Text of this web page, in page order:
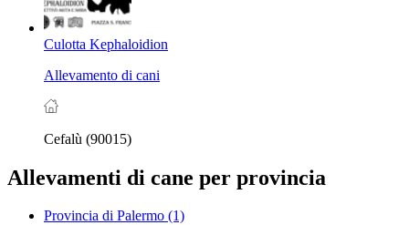
Culotta Kephaloidion
Allevamento di cani
Cefalù (90015)
Allevamenti di cane per provincia
Provincia di Palermo (1)